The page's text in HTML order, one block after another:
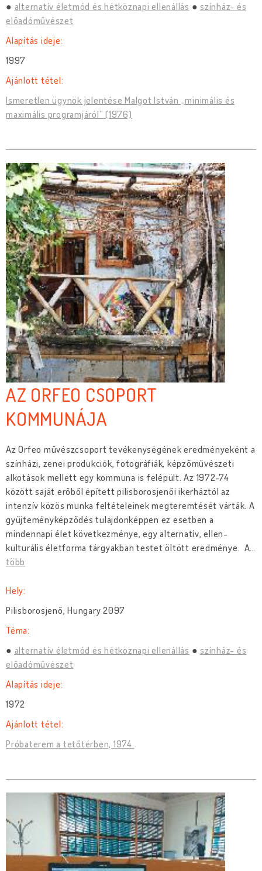
alternatív életmód és hétköznapi ellenállás
színház- és
előadóművészet
Alapítás ideje:
1997
Ajánlott tétel:
Ismeretlen ügynök jelentése Malgot István „minimális és
maximális programjáról” (1976)
AZ ORFEO CSOPORT
KOMMUNÁJA
Az Orfeo művészcsoport tevékenységének eredményeként a
színházi, zenei produkciók, fotográfiák, képzőművészeti
alkotások mellett egy kommuna is felépült. Az 1972-74
között saját erőből épített pilisborosjenői ikerháztól az
intenzív közös munka feltételeinek megteremtését várták. A
gyűjteményképződés tulajdonképpen ez esetben a
mindennapi élet következménye, egy alternatív, ellen-
kulturális életforma tárgyakban testet öltött eredménye. A…
több
Hely:
Pilisborosjenő, Hungary 2097
Téma:
alternatív életmód és hétköznapi ellenállás
színház- és
előadóművészet
Alapítás ideje:
1972
Ajánlott tétel:
Próbaterem a tetőtérben, 1974.